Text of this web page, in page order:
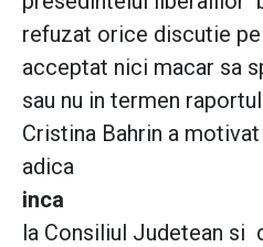
refuzat orice discutie
acceptat nici macar sa
sau nu in termen
Cristina Bahrin a
adica
inca
la Consiliul Judetean si